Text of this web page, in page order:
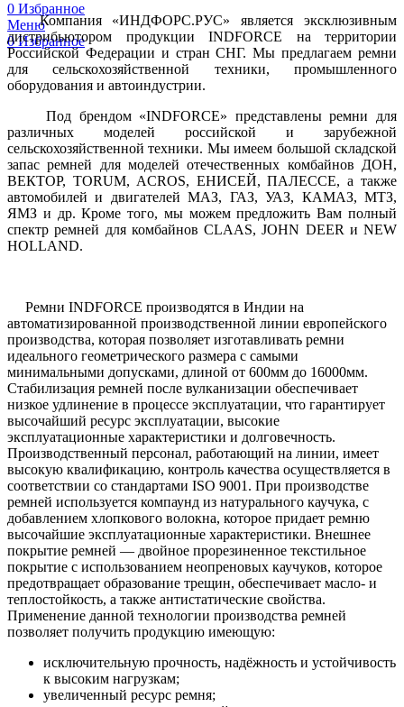
0 Избранное
Меню
0Избранное
Компания «ИНДФОРС.РУС» является эксклюзивным
дистрибьютором продукции INDFORCE на территории
Российской Федерации и стран СНГ. Мы предлагаем ремни
для сельскохозяйственной техники, промышленного
оборудования и автоиндустрии.
Под брендом «INDFORCE» представлены ремни для
различных моделей российской и зарубежной
сельскохозяйственной техники. Мы имеем большой складской
запас ремней для моделей отечественных комбайнов ДОН,
ВЕКТОР, TORUM, ACROS, ЕНИСЕЙ, ПАЛЕССЕ, а также
автомобилей и двигателей МАЗ, ГАЗ, УАЗ, КАМАЗ, МТЗ,
ЯМЗ и др. Кроме того, мы можем предложить Вам полный
спектр ремней для комбайнов CLAAS, JOHN DEER и NEW
HOLLAND.
Ремни INDFORCE производятся в Индии на
автоматизированной производственной линии европейского
производства, которая позволяет изготавливать ремни
идеального геометрического размера с самыми
минимальными допусками, длиной от 600мм до 16000мм.
Стабилизация ремней после вулканизации обеспечивает
низкое удлинение в процессе эксплуатации, что гарантирует
высочайший ресурс эксплуатации, высокие
эксплуатационные характеристики и долговечность.
Производственный персонал, работающий на линии, имеет
высокую квалификацию, контроль качества осуществляется в
соответствии со стандартами ISO 9001. При производстве
ремней используется компаунд из натурального каучука, с
добавлением хлопкового волокна, которое придает ремню
высочайшие эксплуатационные характеристики. Внешнее
покрытие ремней — двойное прорезиненное текстильное
покрытие с использованием неопреновых каучуков, которое
предотвращает образование трещин, обеспечивает масло- и
теплостойкость, а также антистатические свойства.
Применение данной технологии производства ремней
позволяет получить продукцию имеющую:
исключительную прочность, надёжность и устойчивость
к высоким нагрузкам;
увеличенный ресурс ремня;